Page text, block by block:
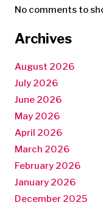
No comments to
Archives
August 2026
July 2026
June 2026
May 2026
April 2026
March 2026
February 2026
January 2026
December 2025